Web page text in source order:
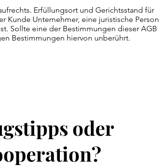
Erfüllungsort und Gerichtsstand für
Kunde Unternehmer, eine juristische Person
Sollte eine der Bestimmungen dieser AGB
Bestimmungen hiervon unberührt.
oder